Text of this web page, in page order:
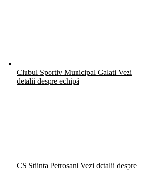
Clubul Sportiv Municipal Galati Vezi
detalii despre echipă
CS Stiinta Petrosani Vezi detalii despre